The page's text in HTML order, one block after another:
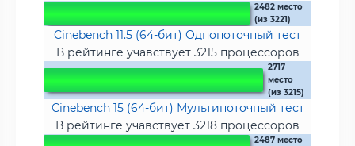
2482 место
(из 3221)
Cinebench 11.5 (64-бит) Однопоточный тест
В рейтинге учавствует 3215 процессоров
2717
место
(из 3215)
Cinebench 15 (64-бит) Мультипоточный тест
В рейтинге учавствует 3218 процессоров
2487 место